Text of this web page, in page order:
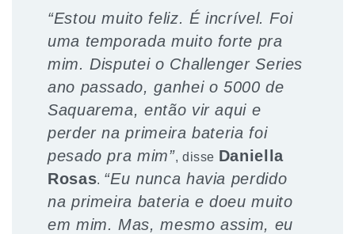
“Estou muito feliz. É incrível. Foi
uma temporada muito forte pra
mim. Disputei o Challenger Series
ano passado, ganhei o 5000 de
Saquarema, então vir aqui e
perder na primeira bateria foi
pesado pra mim”, disse Daniella
Rosas. “Eu nunca havia perdido
na primeira bateria e doeu muito
em mim. Mas, mesmo assim, eu